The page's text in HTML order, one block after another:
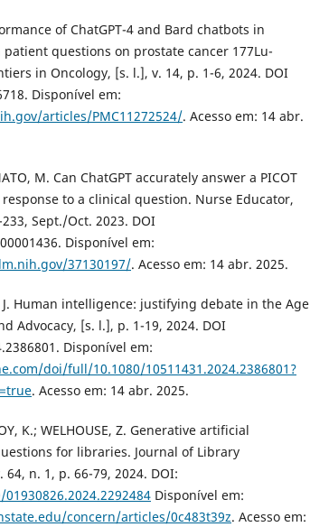
of ChatGPT-4 and Bard chatbots in
questions on prostate cancer 177Lu-
in Oncology, [s. l.], v. 14, p. 1-6, 2024. DOI
Disponível em:
articles/PMC11272524/. Acesso em: 14 abr.
M. Can ChatGPT accurately answer a PICOT
to a clinical question. Nurse Educator,
Sept./Oct. 2023. DOI
Disponível em:
37130197/. Acesso em: 14 abr. 2025.
J. Human intelligence: justifying debate in the Age
Advocacy, [s. l.], p. 1-19, 2024. DOI
Disponível em:
doi/full/10.1080/10511431.2024.2386801?
. Acesso em: 14 abr. 2025.
K.; WELHOUSE, Z. Generative artificial
for libraries. Journal of Library
n. 1, p. 66-79, 2024. DOI:
Disponível em:
concern/articles/0c483t39z. Acesso em: